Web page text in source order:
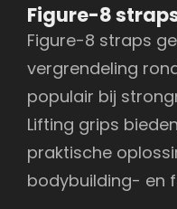
Figure-8
Figure-8 straps
vergrendeling
populair bij
Lifting grips
praktische
bodybuilding- en